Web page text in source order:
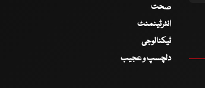
صحت
انٹرٹینمنٹ
ٹیکنالوجی
دلچسپ و عجیب